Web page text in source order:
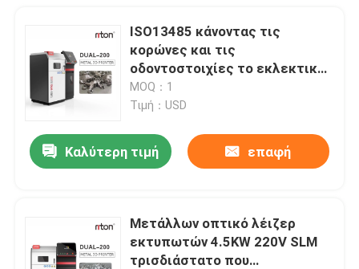
ISO13485 κάνοντας τις
κορώνες και τις
οδοντοστοιχίες το εκλεκτικό
λέιζερ που λειώνει τον
τρισδιάστατο εκτυπωτή
MOQ：1
Τιμή：USD
Καλύτερη τιμή επαφή
Μετάλλων οπτικό λέιζερ
εκτυπωτών 4.5KW 220V SLM
τρισδιάστατο που